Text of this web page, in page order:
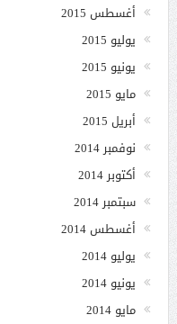
أغسطس 2015
يوليو 2015
يونيو 2015
مايو 2015
أبريل 2015
نوفمبر 2014
أكتوبر 2014
سبتمبر 2014
أغسطس 2014
يوليو 2014
يونيو 2014
مايو 2014